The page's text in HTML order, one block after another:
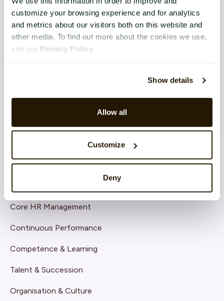
customize your browsing experience and for analytics
and metrics about our visitors both on this website and
other media. To find out more about the cookies we use,
see our Privacy Policy.
Show details
Allow all
Customize
Deny
LØSNINGER
Core HR Management
Continuous Performance
Competence & Learning
Talent & Succession
Organisation & Culture